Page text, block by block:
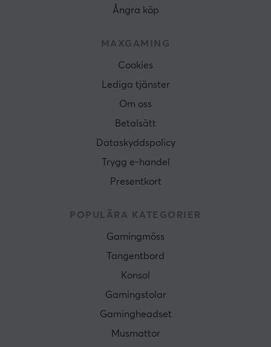
Ångra köp
MAXGAMING
Cookies
Lediga tjänster
Om oss
Betalsätt
Dataskyddspolicy
Trygg e-handel
Presentkort
POPULÄRA KATEGORIER
Gamingmöss
Tangentbord
Konsol
Gamingstolar
Gamingheadset
Musmattor